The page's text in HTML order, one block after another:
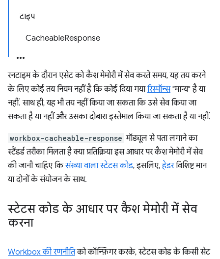
टाइप
CacheableResponse
रनटाइम के दौरान एसेट को कैश मेमोरी में सेव करते समय, यह तय करने
के लिए कोई तय नियम नहीं है कि कोई दिया गयारिस्पॉन्स"मान्य" है या
नहीं. साथ ही, यह भी तय नहीं किया जा सकता कि उसे सेव किया जा
सकता है या नहीं और उसका दोबारा इस्तेमाल किया जा सकता है या नहीं.
workbox-cacheable-response मॉड्यूल से पता लगाने का
स्टैंडर्ड तरीका मिलता है क्या प्रतिक्रिया इस आधार पर कैश मेमोरी में सेव
की जानी चाहिए किसंख्या वाला स्टेटस कोड, इसलिए,हेडरविशिष्ट मान
या दोनों के संयोजन के साथ.
स्टेटस कोड के आधार पर कैश मेमोरी में सेव
करना
Workbox की रणनीतिको कॉन्फ़िगर करके, स्टेटस कोड के किसी सेट